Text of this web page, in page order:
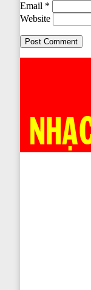
Email *
Website